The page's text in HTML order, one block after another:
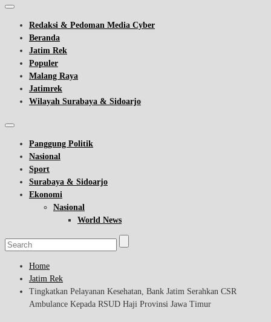
Redaksi & Pedoman Media Cyber
Beranda
Jatim Rek
Populer
Malang Raya
Jatimrek
Wilayah Surabaya & Sidoarjo
Panggung Politik
Nasional
Sport
Surabaya & Sidoarjo
Ekonomi
Nasional
World News
Home
Jatim Rek
Tingkatkan Pelayanan Kesehatan, Bank Jatim Serahkan CSR
Ambulance Kepada RSUD Haji Provinsi Jawa Timur